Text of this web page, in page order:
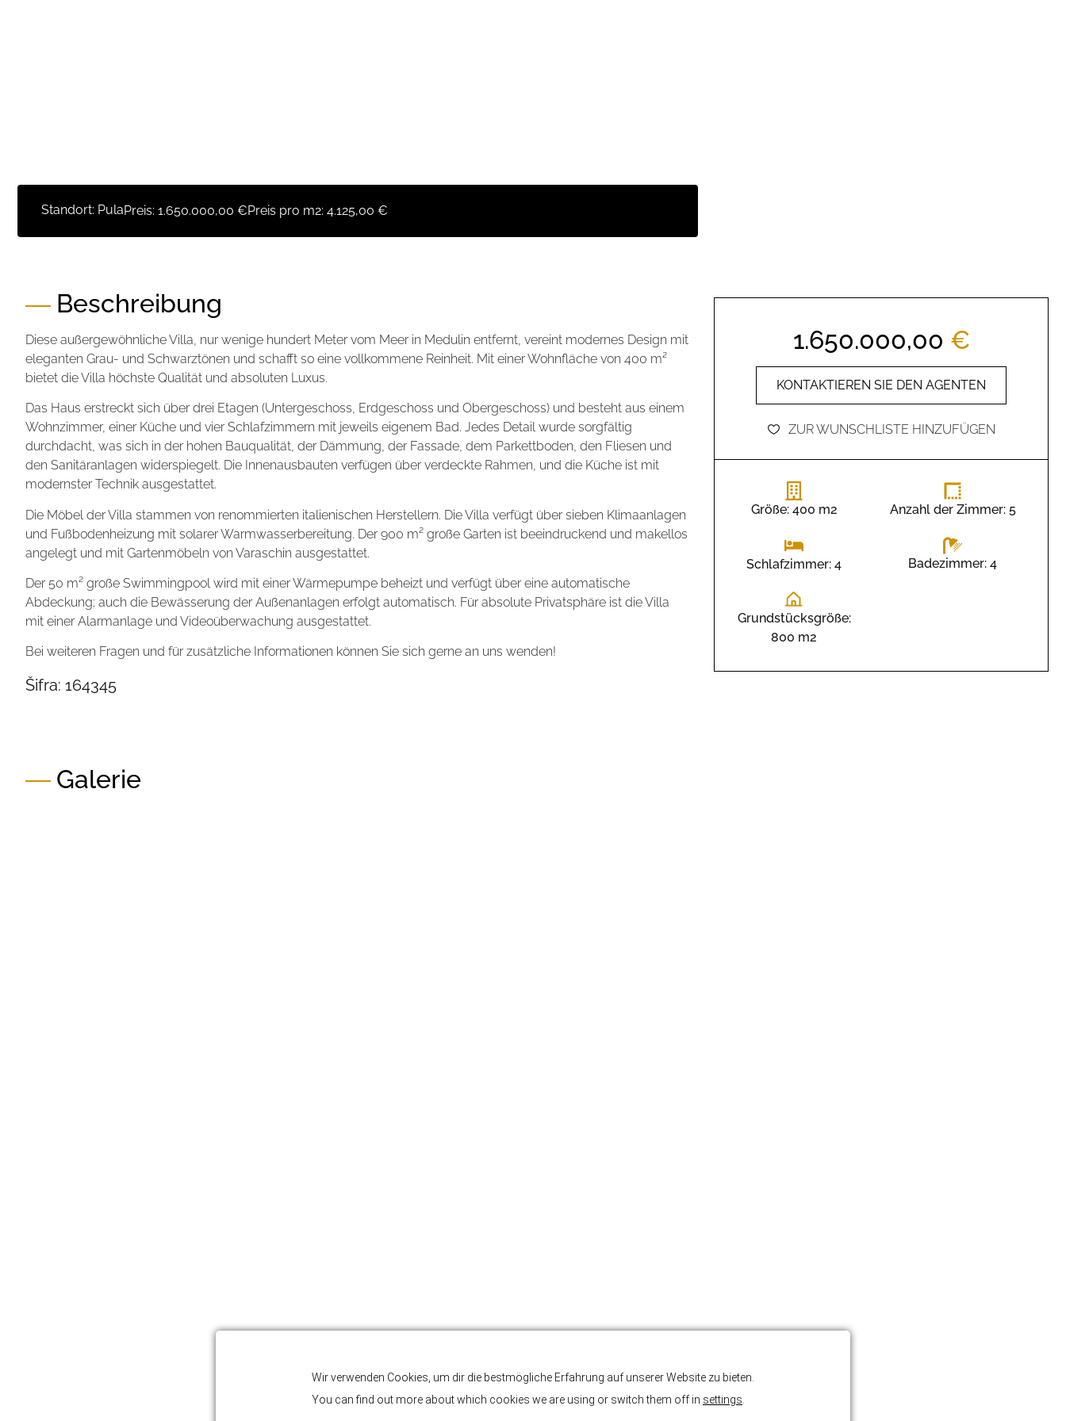
Standort: PulaPreis: 1.650.000,00 €Preis pro m2: 4.125,00 €
Beschreibung
Diese außergewöhnliche Villa, nur wenige hundert Meter vom Meer in Medulin entfernt, vereint modernes Design mit
eleganten Grau- und Schwarztönen und schafft so eine vollkommene Reinheit. Mit einer Wohnfläche von 400 m²
bietet die Villa höchste Qualität und absoluten Luxus.
Das Haus erstreckt sich über drei Etagen (Untergeschoss, Erdgeschoss und Obergeschoss) und besteht aus einem
Wohnzimmer, einer Küche und vier Schlafzimmern mit jeweils eigenem Bad. Jedes Detail wurde sorgfältig
durchdacht, was sich in der hohen Bauqualität, der Dämmung, der Fassade, dem Parkettboden, den Fliesen und
den Sanitäranlagen widerspiegelt. Die Innenausbauten verfügen über verdeckte Rahmen, und die Küche ist mit
modernster Technik ausgestattet.
Die Möbel der Villa stammen von renommierten italienischen Herstellern. Die Villa verfügt über sieben Klimaanlagen
und Fußbodenheizung mit solarer Warmwasserbereitung. Der 900 m² große Garten ist beeindruckend und makellos
angelegt und mit Gartenmöbeln von Varaschin ausgestattet.
Der 50 m² große Swimmingpool wird mit einer Wärmepumpe beheizt und verfügt über eine automatische
Abdeckung; auch die Bewässerung der Außenanlagen erfolgt automatisch. Für absolute Privatsphäre ist die Villa
mit einer Alarmanlage und Videoüberwachung ausgestattet.
Bei weiteren Fragen und für zusätzliche Informationen können Sie sich gerne an uns wenden!
Šifra: 164345
Galerie
1.650.000,00 €
KONTAKTIEREN SIE DEN AGENTEN
ZUR WUNSCHLISTE HINZUFÜGEN
Größe: 400 m2 Anzahl der Zimmer: 5
Schlafzimmer: 4 Badezimmer: 4
Grundstücksgröße:
800 m2
Wir verwenden Cookies, um dir die bestmögliche Erfahrung auf unserer Website zu bieten.
You can find out more about which cookies we are using or switch them off in settings